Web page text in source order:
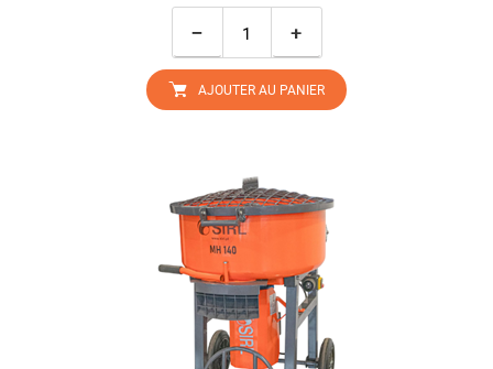
− +
AJOUTER AU PANIER